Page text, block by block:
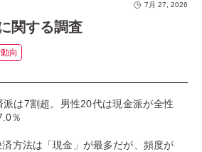
7月 27, 2026
関する調査
向
派は7割超。男性20代は現金派が全性
％
方法は「現金」 が最多だが、 頻度が